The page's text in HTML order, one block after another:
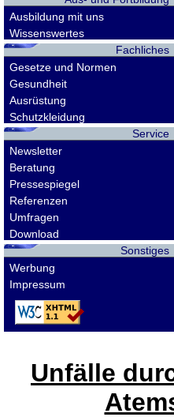
Ausbildung mit uns
Wissenswertes
Fachliches
Gesetze und Normen
Gesundheit
Ausrüstung
Schutzkleidung
Service
Newsletter
Beratung
Pressespiegel
Referenzen
Umfragen
Download
Sonstiges
Werbung
Impressum
Unfälle